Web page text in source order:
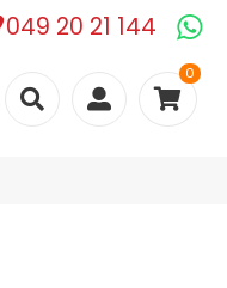
049 20 21 144
0